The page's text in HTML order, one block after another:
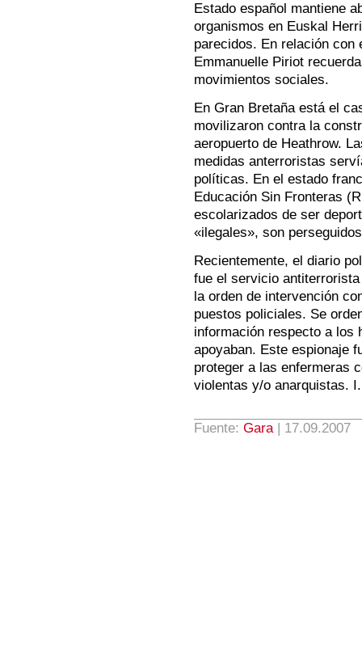
Estado español mantiene
organismos en Euskal
parecidos. En relación con
Emmanuelle Piriot
movimientos sociales.
En Gran Bretaña está el
movilizaron contra la
aeropuerto de Heathrow.
medidas anterroristas
políticas. En el estado
Educación Sin Fronteras
escolarizados de ser
«ilegales», son
Recientemente, el diario
fue el servicio
la orden de intervención
puestos policiales. Se
información respecto a los
apoyaban. Este espionaje
proteger a las enfermeras
violentas y/o anarquistas.
Fuente: Gara| 17.09.2007